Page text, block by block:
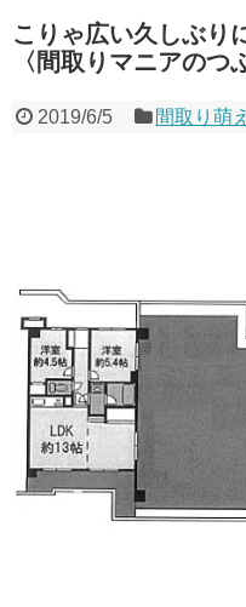
こりゃ広い久しぶり
〈間取りマニアのつ
2019/6/5 間取り萌え